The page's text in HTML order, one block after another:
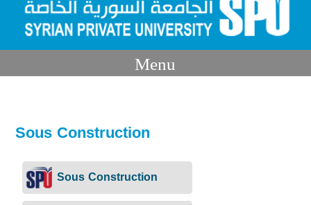
Menu
Sous Construction
Sous Construction